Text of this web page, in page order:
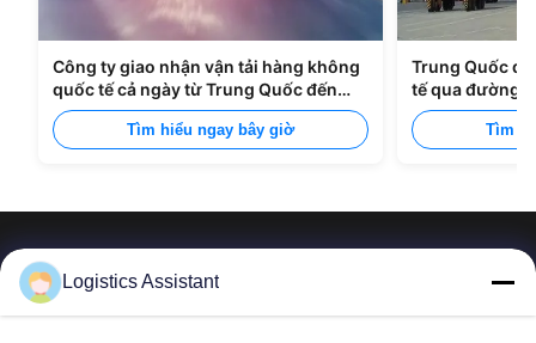
Công ty giao nhận vận tải hàng không
quốc tế cả ngày từ Trung Quốc đến
Manila
Tìm hiểu ngay bây giờ
Trung Quốc
tế qua đường
Tìm
Logistics Assistant